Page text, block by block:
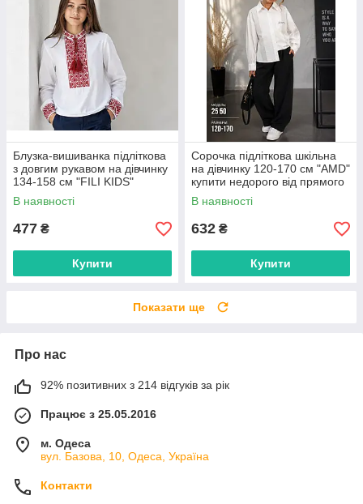
Блузка-вишиванка підліткова
з довгим рукавом на дівчинку
134-158 см "FILI KIDS"
недорого від прямого
постачальника
В наявності
477 ₴
Купити
Сорочка підліткова шкільна
на дівчинку 120-170 см "AMD"
купити недорого від прямого
постачальника
В наявності
632 ₴
Купити
Показати ще
Про нас
92% позитивних з 214 відгуків за рік
Працює з 25.05.2016
м. Одеса
вул. Базова, 10, Одеса, Україна
Контакти